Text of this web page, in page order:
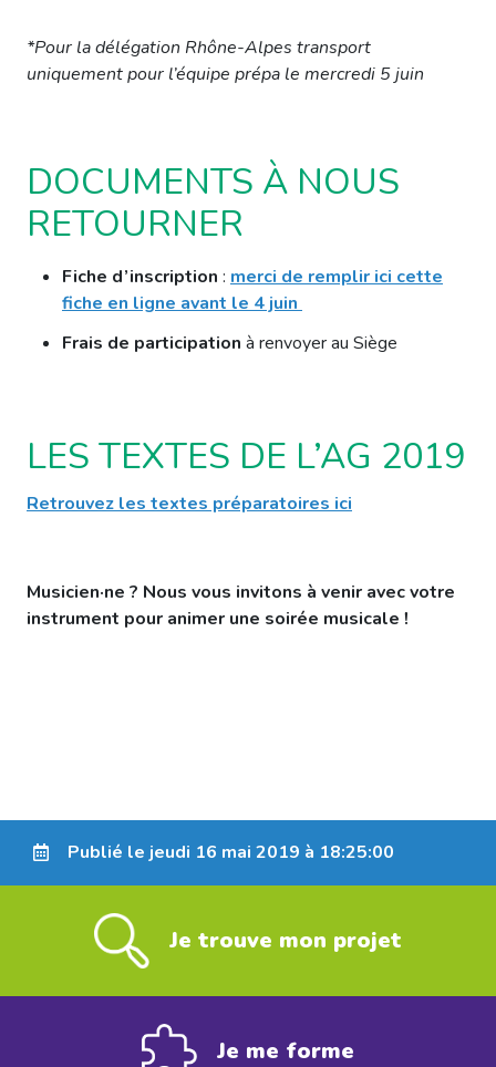
*Pour la délégation Rhône-Alpes transport
uniquement pour l’équipe prépa le mercredi 5 juin
DOCUMENTS À NOUS
RETOURNER
Fiche d’inscription : merci de remplir ici cette
fiche en ligne avant le 4 juin
Frais de participation à renvoyer au Siège
LES TEXTES DE L’AG 2019
Retrouvez les textes préparatoires ici
Musicien·ne ? Nous vous invitons à venir avec votre
instrument pour animer une soirée musicale !
Publié le jeudi 16 mai 2019 à 18:25:00
Je trouve mon projet
Je me forme